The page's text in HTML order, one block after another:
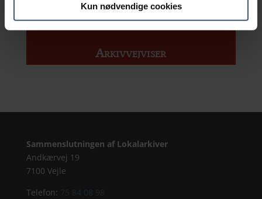
Kun nødvendige cookies
Arkivvejviser
Sammenslutningen af Lokalarkiver
Andkærvej 19
7100 Vejle
Telefon: 75 84 08 98